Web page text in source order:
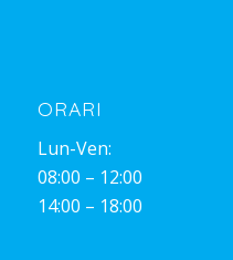
ORARI
Lun-Ven:
08:00 – 12:00
14:00 – 18:00